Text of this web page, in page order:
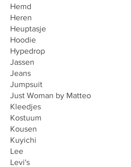
Hemd
Heren
Heuptasje
Hoodie
Hypedrop
Jassen
Jeans
Jumpsuit
Just Woman by Matteo
Kleedjes
Kostuum
Kousen
Kuyichi
Lee
Levi's